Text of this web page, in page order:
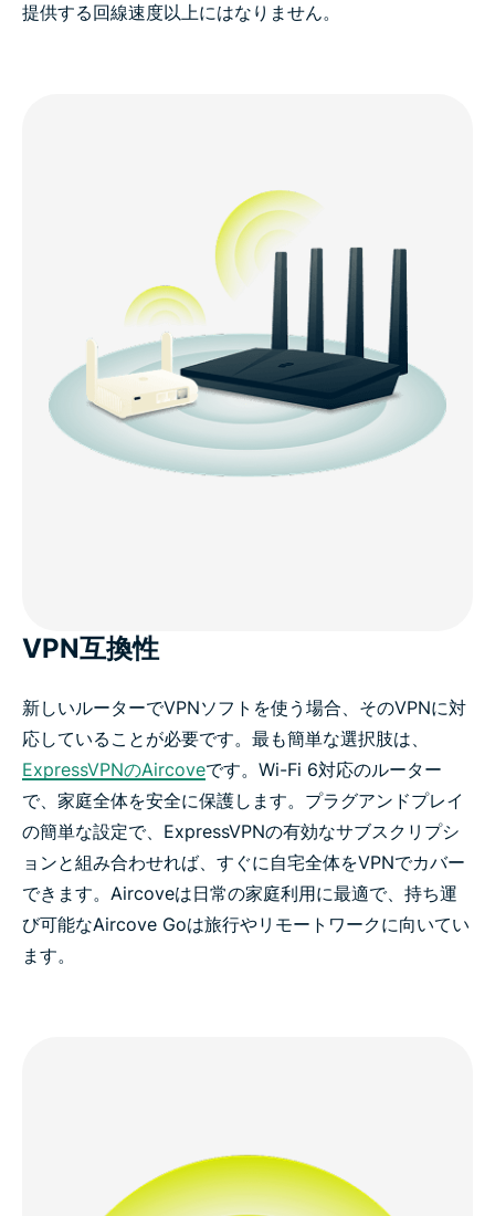
提供する回線速度以上にはなりません。
VPN互換性
新しいルーターでVPNソフトを使う場合、そのVPNに対
応していることが必要です。最も簡単な選択肢は、
ExpressVPNのAircoveです。Wi-Fi 6対応のルーター
で、家庭全体を安全に保護します。プラグアンドプレイ
の簡単な設定で、ExpressVPNの有効なサブスクリプシ
ョンと組み合わせれば、すぐに自宅全体をVPNでカバー
できます。Aircoveは日常の家庭利用に最適で、持ち運
び可能なAircove Goは旅行やリモートワークに向いてい
ます。